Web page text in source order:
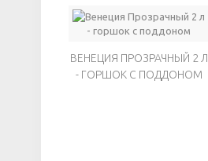
ВЕНЕЦИЯ ПРОЗРАЧНЫЙ 2 Л
- ГОРШОК С ПОДДОНОМ